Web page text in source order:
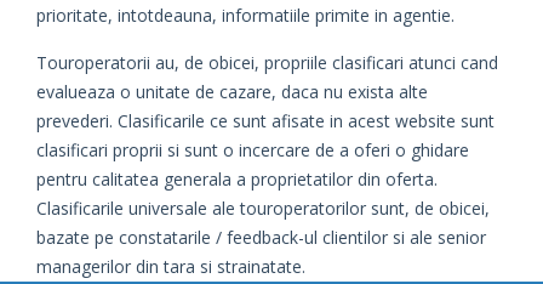
prioritate, intotdeauna, informatiile primite in agentie.
Touroperatorii au, de obicei, propriile clasificari atunci cand
evalueaza o unitate de cazare, daca nu exista alte
prevederi. Clasificarile ce sunt afisate in acest website sunt
clasificari proprii si sunt o incercare de a oferi o ghidare
pentru calitatea generala a proprietatilor din oferta.
Clasificarile universale ale touroperatorilor sunt, de obicei,
bazate pe constatarile / feedback-ul clientilor si ale senior
managerilor din tara si strainatate.